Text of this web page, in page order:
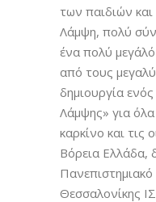
των παιδιών
Λάμψη, πολύ
ένα πολύ
από τους
δημιουργία
Λάμψης» για
καρκίνο και τις
Βόρεια Ελλάδα,
Θεσσαλονίκης